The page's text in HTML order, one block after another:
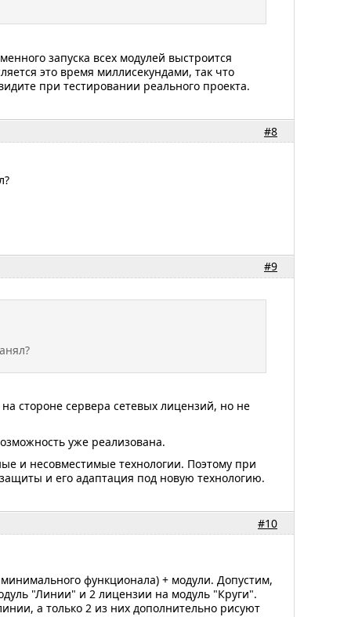
запуска всех модулей выстроится
это время миллисекундами, так что
при тестировании реального проекта.
#8
#9
стороне сервера сетевых лицензий, но не
уже реализована.
и несовместимые технологии. Поэтому при
и его адаптация под новую технологию.
#10
функционала) + модули. Допустим,
"Линии" и 2 лицензии на модуль "Круги".
а только 2 из них дополнительно рисуют